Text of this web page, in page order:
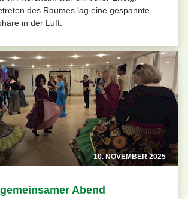
des Raumes lag eine gespannte,
in der Luft.
10. NOVEMBER 2025
Abend